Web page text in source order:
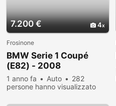
7.200 € 4
Frosinone
BMW Serie 1 Coupé
(E82) - 2008
1 anno fa Auto
282
persone hanno visualizzato